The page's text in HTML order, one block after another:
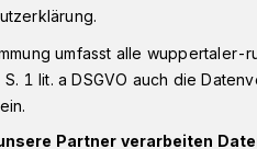
Mitglieder starke
Dr.
von Stefan
umfasst alle wuppertaler-
1 lit. a DSGVO auch die
Partner verarbeiten